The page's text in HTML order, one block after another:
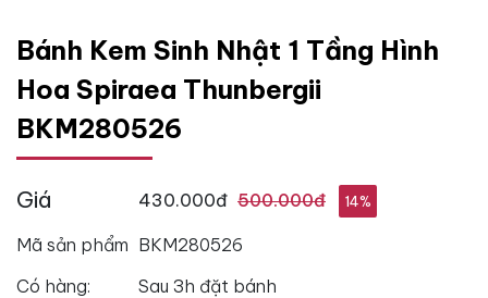
Bánh Kem Sinh Nhật 1 Tầng Hình
Hoa Spiraea Thunbergii
BKM280526
Giá 430.000đ 500.000đ 14%
Mã sản phẩm BKM280526
Có hàng:
Sau 3h đặt bánh